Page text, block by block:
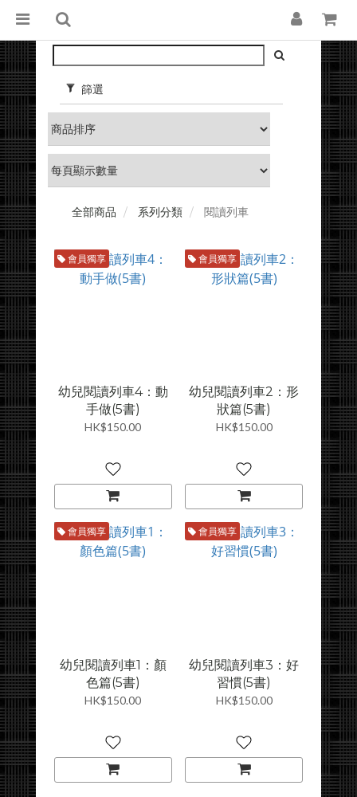
篩選
全部商品 系列分類 閱讀列車
會員獨享
幼兒閱讀列車4：動
手做(5書)
HK$150.00
會員獨享
幼兒閱讀列車2：形
狀篇(5書)
HK$150.00
會員獨享
幼兒閱讀列車1：顏
色篇(5書)
HK$150.00
會員獨享
幼兒閱讀列車3：好
習慣(5書)
HK$150.00